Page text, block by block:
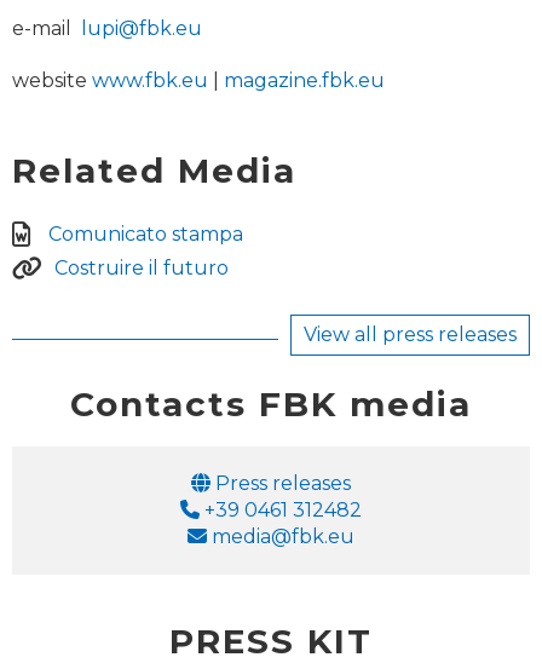
e-mail lupi@fbk.eu
website www.fbk.eu magazine.fbk.eu
Related Media
Comunicato stampa
Costruire il futuro
View all press releases
Contacts FBK media
Email
Press releases
Phone
+39 0461 312482
Email
media@fbk.eu
PRESS KIT